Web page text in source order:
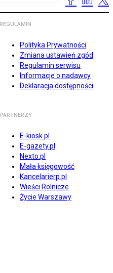
REGULAMIN
Polityka Prywatności
Zmiana ustawień zgód
Regulamin serwisu
Informacje o nadawcy
Deklaracja dostępności
PARTNERZY
E-kiosk.pl
E-gazety.pl
Nexto.pl
Mała księgowość
Kancelarierp.pl
Wieści Rolnicze
Życie Warszawy